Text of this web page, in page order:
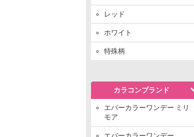
レッド
ホワイト
特殊柄
カラコンブランド
エバーカラーワンデー ミリ
モア
エバーカラーワンデー